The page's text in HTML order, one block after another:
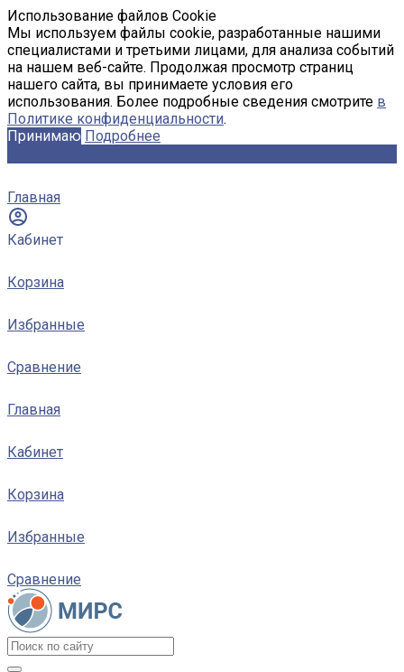
Использование файлов Cookie
Мы используем файлы cookie, разработанные нашими
специалистами и третьими лицами, для анализа событий
на нашем веб-сайте. Продолжая просмотр страниц
нашего сайта, вы принимаете условия его
использования. Более подробные сведения смотрите в
Политике конфиденциальности.
Принимаю Подробнее
Главная
Кабинет
Корзина
Избранные
Сравнение
Главная
Кабинет
Корзина
Избранные
Сравнение